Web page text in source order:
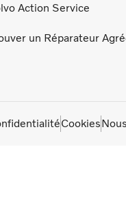
Action Service
un Réparateur
Cookies